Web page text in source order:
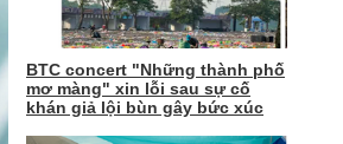
BTC concert "Những thành phố
mơ màng" xin lỗi sau sự cố
khán giả lội bùn gây bức xúc